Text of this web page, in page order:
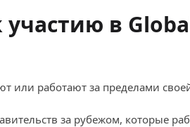
в
или работают за пределами
за рубежом, которые